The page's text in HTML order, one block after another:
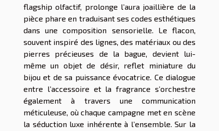
flagship olfactif, prolonge l’aura joaillière de la
pièce phare en traduisant ses codes esthétiques
dans une composition sensorielle. Le flacon,
souvent inspiré des lignes, des matériaux ou des
pierres précieuses de la bague, devient lui-
même un objet de désir, reflet miniature du
bijou et de sa puissance évocatrice. Ce dialogue
entre l’accessoire et la fragrance s’orchestre
également à travers une communication
méticuleuse, où chaque campagne met en scène
la séduction luxe inhérente à l’ensemble. Sur la